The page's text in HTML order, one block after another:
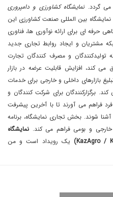
نمایشگاه کشاورزی و دامپروری
نمایشگاه بین المللی صنعت کشاورزی این
حرفه ای برای ارائه نوآوری ها، فناوری
و ایجاد روابط تجاری جدید
تولیدکنندگان و مصرف کنندگان تجارت
کند، افزایش قابلیت عرضه در بازار
بازارهای داخلی و خارجی برای خدمات
برگزارکنندگان برای شرکت کنندگان و
فرد فراهم می آورند تا با آخرین پیشرفت
آشنا شوند. بخش تجاری نمایشگاه، برنامه
و بومی فراهم می کند. نمایشگاه
یک رویداد است و من